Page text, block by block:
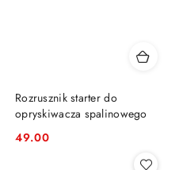
Rozrusznik starter do
opryskiwacza spalinowego
Cena:
49.00